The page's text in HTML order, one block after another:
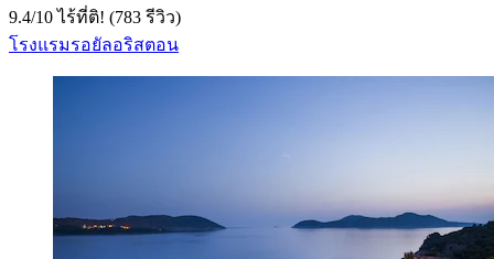
9.4/10ไร้ที่ติ! (783 รีวิว)
โรงแรมรอยัลอริสตอน